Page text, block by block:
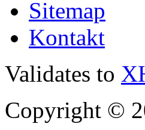
Sitemap
Kontakt
Validates to
Copyright ©